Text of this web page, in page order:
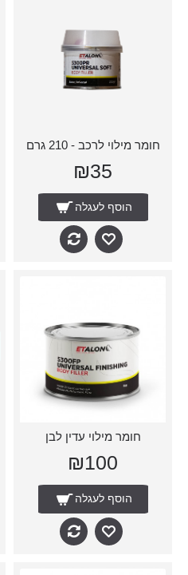
חומר מילוי לרכב - 210 גרם
₪35
הוסף לעגלה
חומר מילוי עדין לבן
₪100
הוסף לעגלה